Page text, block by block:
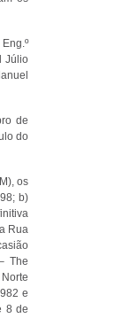
Júlio
de
do
os
b)
Rua
The
e
8 de